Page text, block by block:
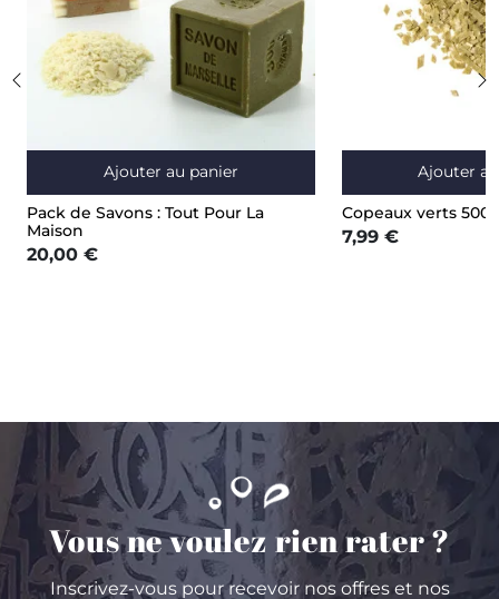
Ajouter au panier
Pack de Savons : Tout Pour La
Maison
20,00 €
Ajouter
Copeaux verts 500
7,99 €
Vous ne voulez rien rater ?
Inscrivez-vous pour recevoir nos offres et nos